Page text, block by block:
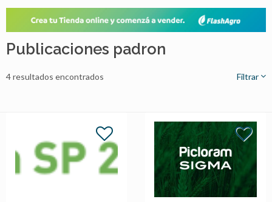
Publicaciones padron
4 resultados encontrados Filtrar